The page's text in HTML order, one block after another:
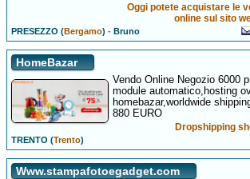
Oggi potete acquistare le
online sul sito
PRESEZZO (Bergamo) -Bruno
HomeBazar
Vendo Online Negozio 6000
module automatico,hosting
homebazar,worldwide
880 EURO
Dropshipping
TRENTO (Trento)
Www.stampafotoegadget.com